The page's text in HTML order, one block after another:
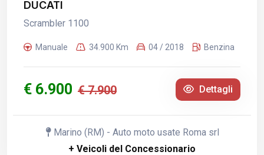
DUCATI
Scrambler 1100
Manuale 34.900 Km 04 / 2018 Benzina
€ 6.900 € 7.900 Dettagli
Marino (RM) - Auto moto usate Roma srl
+ Veicoli del Concessionario